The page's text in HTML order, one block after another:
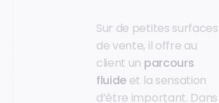
Sur de petites surfaces
de vente, il offre au
client un parcours
fluide et la sensation
d’être important. Dans